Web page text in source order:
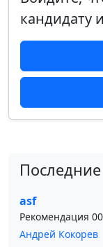
кандидату
asf
Рекомендация
Андрей Кокорев